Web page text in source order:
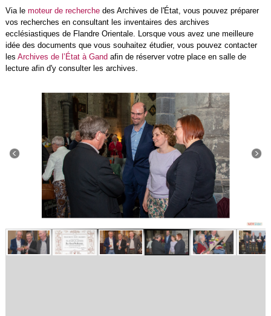
Via le moteur de recherchedes Archives de l'État, vous pouvez préparer
vos recherches en consultant les inventaires des archives
ecclésiastiques de Flandre Orientale. Lorsque vous avez une meilleure
idée des documents que vous souhaitez étudier, vous pouvez contacter
les Archives de l’État à Gand afin de réserver votre place en salle de
lecture afin d'y consulter les archives.